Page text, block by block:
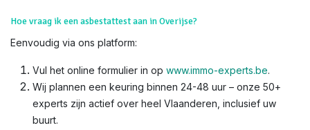
Hoe vraag ik een asbestattest aan in Overijse?
Eenvoudig via ons platform:
Vul het online formulier in op www.immo-experts.be.
Wij plannen een keuring binnen 24-48 uur – onze 50+
experts zijn actief over heel Vlaanderen, inclusief uw
buurt.